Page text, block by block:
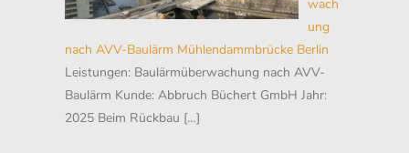
wach
ung
nach AVV-Baulärm Mühlendammbrücke Berlin
Leistungen: Baulärmüberwachung nach AVV-
Baulärm Kunde: Abbruch Büchert GmbH Jahr:
2025 Beim Rückbau […]